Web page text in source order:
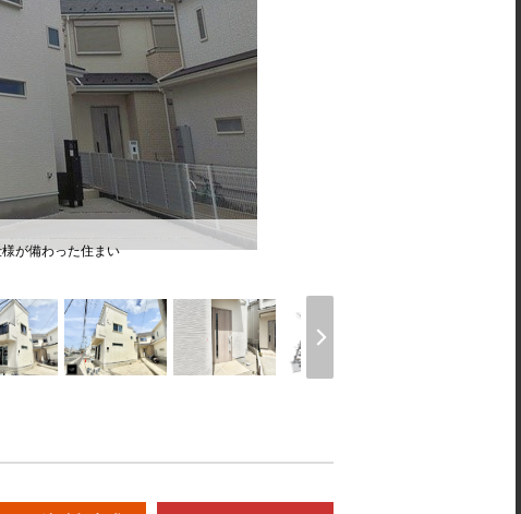
が備わった住まい